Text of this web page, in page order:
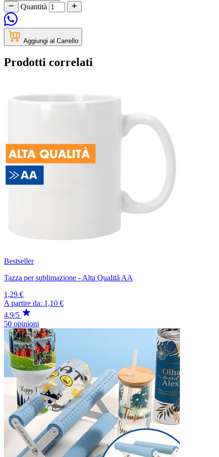
Quantità
Aggiungi al Carrello
Prodotti correlati
Bestseller
Tazza per sublimazione - Alta Qualità AA
1,29 €
A partire da: 1,10 €
4.9/5
50 opinioni